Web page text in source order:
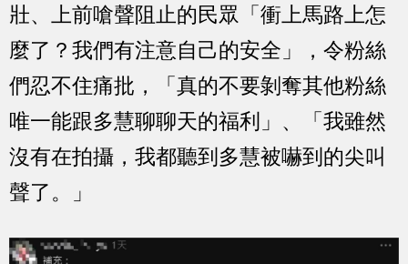
壯、上前嗆聲阻止的民眾「衝上馬路上怎
麼了？我們有注意自己的安全」，令粉絲
們忍不住痛批，「真的不要剝奪其他粉絲
唯一能跟多慧聊聊天的福利」、「我雖然
沒有在拍攝，我都聽到多慧被嚇到的尖叫
聲了。」